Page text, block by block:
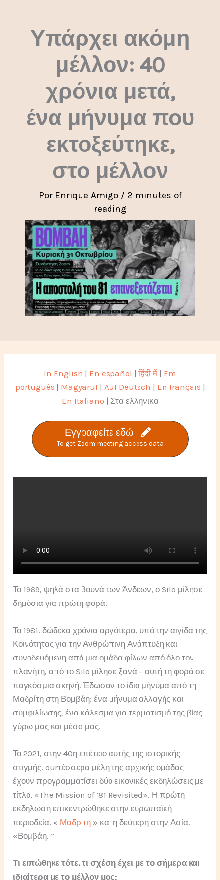
contenidoΥπάρχει ακόμη
μέλλον: 40
χρόνια μετά,
ένα μήνυμα που
εκτοξεύτηκε,
στο μέλλον
Por Enrique Amigo / 2 minutes of
reading
In English | En español |हिंदी में | Em
português | Magyarul | Auf Deutsch | En français |
En Italiano | Στα ελληνικα
Εγγραφείτε εδώ
To get Zoom meeting access data
Το 1969, ψηλά στα βουνά των Άνδεων, ο Silo μίλησε
δημόσια για πρώτη φορά.
Το 1981, δώδεκα χρόνια αργότερα, υπό την αιγίδα της
Κοινότητας για την Ανθρώπινη Ανάπτυξη και
συνοδευόμενη από μια ομάδα φίλων από όλο τον
πλανήτη, από το Silo μίλησε ξανά – αυτή τη φορά σε
παγκόσμια σκηνή. Έδωσαν το ίδιο μήνυμα από τη
Μαδρίτη στη Βομβάη: ένα μήνυμα αλλαγής και
συμφιλίωσης, ένα κάλεσμα για τερματισμό της βίας
γύρω μας και μέσα μας.
Το 2021, στην 40η επέτειο αυτής της ιστορικής
στιγμής, ourτέσσερα μέλη της αρχικής ομάδας
έχουν προγραμματίσει δύο εικονικές εκδηλώσεις με
τίτλο, «The Mission of ’81 Revisited». Η πρώτη
εκδήλωση επικεντρώθηκε στην ευρωπαϊκή
περιοδεία, « Μαδρίτη » και η δεύτερη στην Ασία,
«Βομβάη. ”
Τι ειπώθηκε τότε, τι σχέση έχει με το σήμερα και
ιδιαίτερα με το μέλλον μας;